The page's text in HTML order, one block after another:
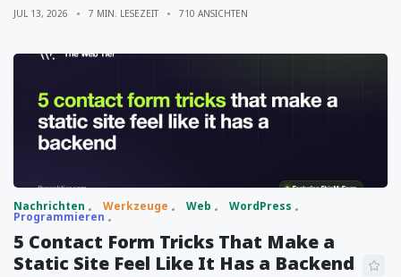
JUL 13, 2026 7 MIN. LESEZEIT 710 ANSICHTEN
Nachrichten Werkzeuge Web WordPress
Programmieren
5 Contact Form Tricks That Make a
Static Site Feel Like It Has a Backend